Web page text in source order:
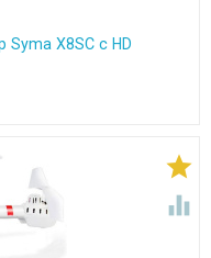
X8SC с HD

